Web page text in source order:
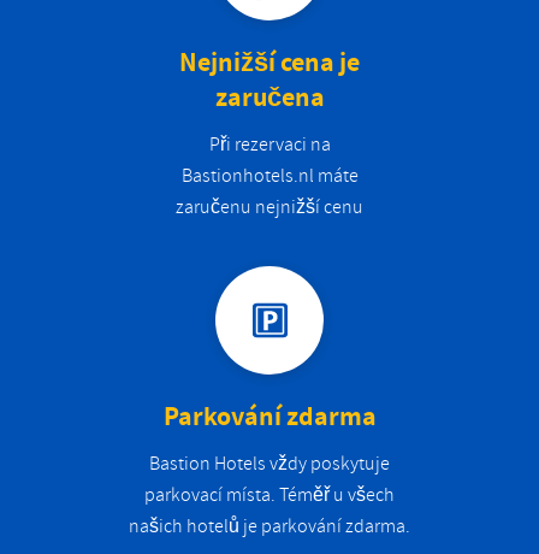
Nejnižší cena je
zaručena
Při rezervaci na
Bastionhotels.nl máte
zaručenu nejnižší cenu
Parkování zdarma
Bastion Hotels vždy poskytuje
parkovací místa. Téměř u všech
našich hotelů je parkování zdarma.